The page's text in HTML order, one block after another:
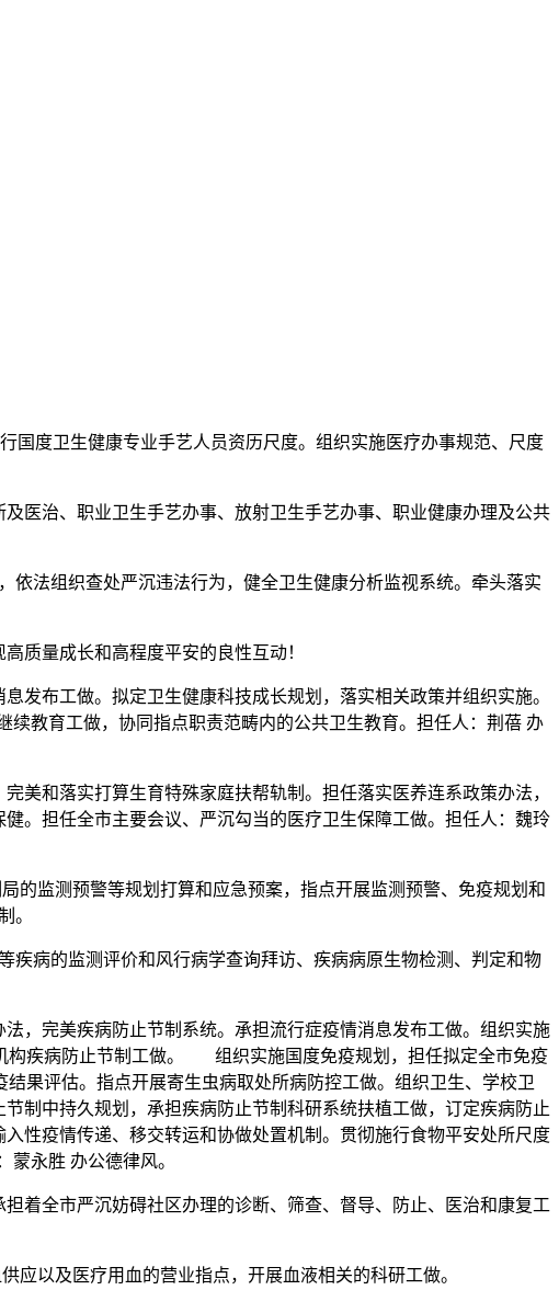
度卫生健康专业手艺人员资历尺度。组织实施医疗办事规范、尺度
治、职业卫生手艺办事、放射卫生手艺办事、职业健康办理及公共
法组织查处严沉违法行为，健全卫生健康分析监视系统。牵头落实
质量成长和高程度平安的良性互动！
布工做。拟定卫生健康科技成长规划，落实相关政策并组织实施。
教育工做，协同指点职责范畴内的公共卫生教育。担任人：荆蓓 办
和落实打算生育特殊家庭扶帮轨制。担任落实医养连系政策办法，
。担任全市主要会议、严沉勾当的医疗卫生保障工做。担任人：魏玲
监测预警等规划打算和应急预案，指点开展监测预警、免疫规划和
。
病的监测评价和风行病学查询拜访、疾病病原生物检测、判定和物
完美疾病防止节制系统。承担流行症疫情消息发布工做。组织实施
构疾病防止节制工做。 组织实施国度免疫规划，担任拟定全市免疫
果评估。指点开展寄生虫病取处所病防控工做。组织卫生、学校卫
制中持久规划，承担疾病防止节制科研系统扶植工做，订定疾病防止
性疫情传递、移交转运和协做处置机制。贯彻施行食物平安处所尺度
永胜 办公德律风。
全市严沉妨碍社区办理的诊断、筛查、督导、防止、医治和康复工
以及医疗用血的营业指点，开展血液相关的科研工做。